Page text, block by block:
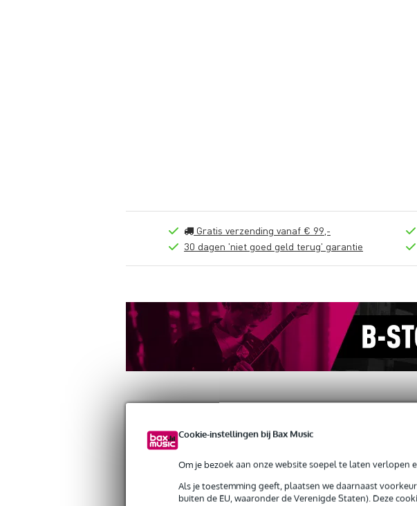
Cookie-instellingen bij Bax Music
Om je bezoek aan onze website soepel te laten verlopen
Als je toestemming geeft, plaatsen we daarnaast
buiten de EU, waaronder de Verenigde Staten). Deze
Gratis verzending vanaf € 99,-
30 dagen 'niet goed geld terug' garantie
Productinformatie Reviews(1)
Hal Leonard First 50 Songs You Should Play on Recorder
9000-0099-3029
Servicebelofte